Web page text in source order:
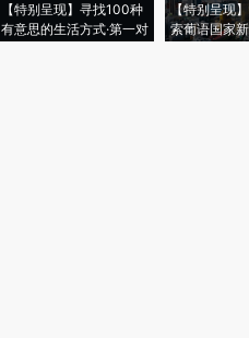
【特别呈现】寻找100种
有意思的生活方式·第一对
【特别呈现
索葡语国家